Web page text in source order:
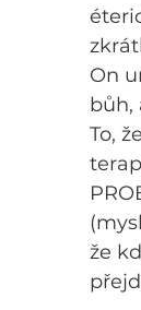
On
bůh,
To,
že